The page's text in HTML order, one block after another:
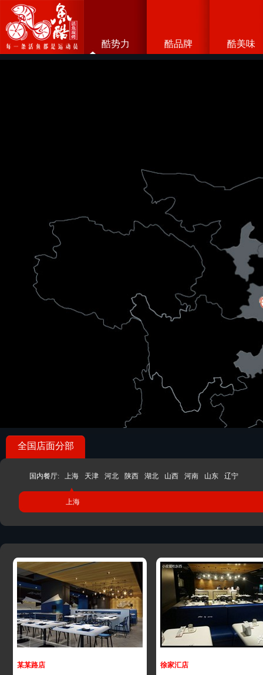
酷势力 酷品牌 酷美味
全国店面分部
国内餐厅: 上海
上海
天津 河北 陕西 湖北 山西 河南 山东 辽宁
某某路店 徐家汇店